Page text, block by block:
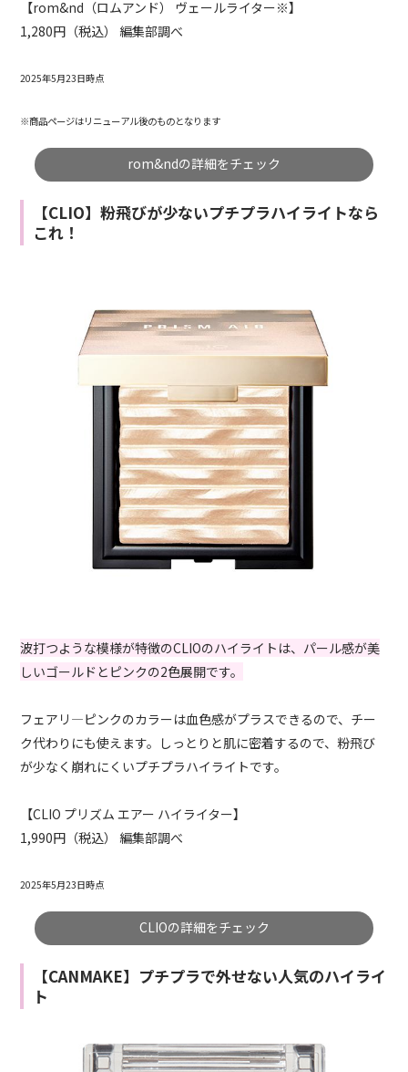
【rom&nd（ロムアンド） ヴェールライター※】
1,280円（税込） 編集部調べ
2025年5月23日時点
※商品ページはリニューアル後のものとなります
rom&ndの詳細をチェック
【CLIO】粉飛びが少ないプチプラハイライトなら
これ！
波打つような模様が特徴のCLIOのハイライトは、パール感が美
しいゴールドとピンクの2色展開です。
フェアリ―ピンクのカラーは血色感がプラスできるので、チー
ク代わりにも使えます。しっとりと肌に密着するので、粉飛び
が少なく崩れにくいプチプラハイライトです。
【CLIO プリズム エアー ハイライター】
1,990円（税込） 編集部調べ
2025年5月23日時点
CLIOの詳細をチェック
【CANMAKE】プチプラで外せない人気のハイライ
ト